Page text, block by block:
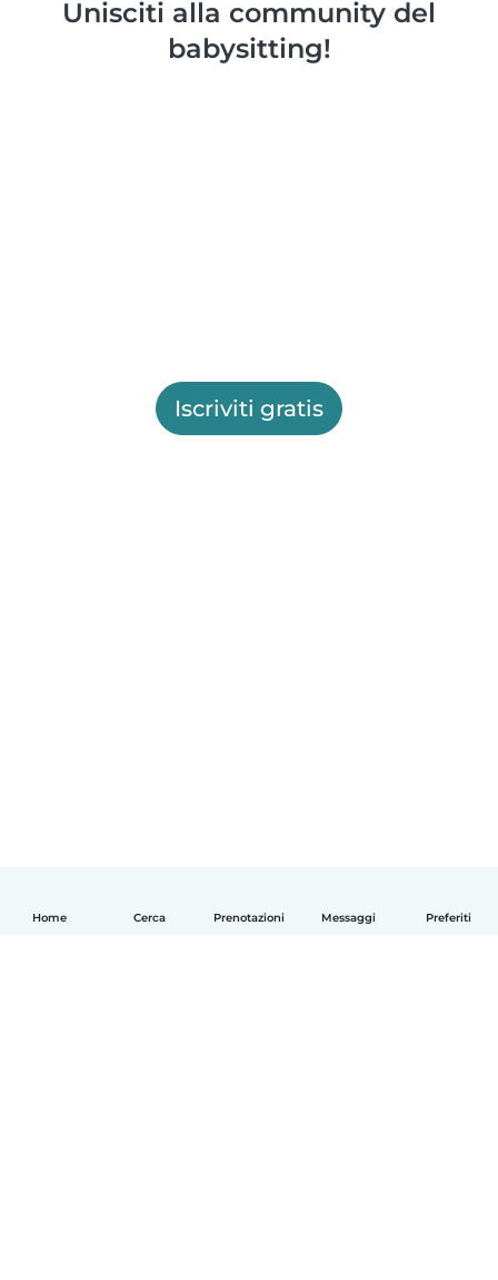
Home Cerca Prenotazioni Messaggi Preferiti
Unisciti alla community del
babysitting!
Iscriviti gratis